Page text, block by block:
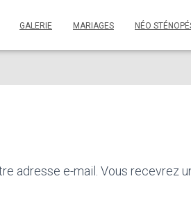
GALERIE MARIAGES NÉO
adresse e-mail. Vous recevrez